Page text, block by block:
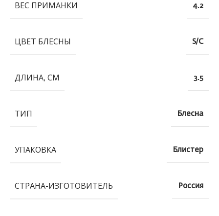
ВЕС ПРИМАНКИ 4.2
ЦВЕТ БЛЕСНЫ S/C
ДЛИНА, СМ 3.5
ТИП Блесна
УПАКОВКА Блистер
СТРАНА-ИЗГОТОВИТЕЛЬ Россия